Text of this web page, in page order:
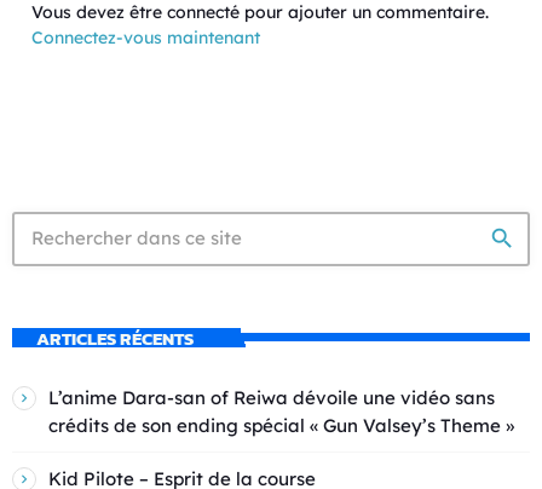
Vous devez être connecté pour ajouter un commentaire.
Connectez-vous maintenant
search
ARTICLES RÉCENTS
L’anime Dara-san of Reiwa dévoile une vidéo sans
crédits de son ending spécial « Gun Valsey’s Theme »
Kid Pilote – Esprit de la course